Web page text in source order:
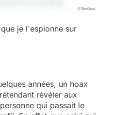
je l'espionne sur
années, un hoax
révéler aux
qui passait le